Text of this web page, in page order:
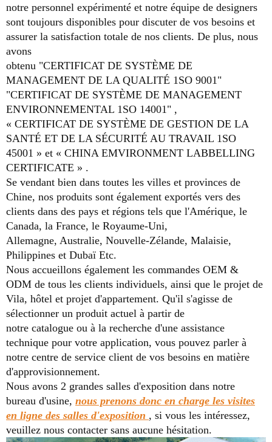
notre personnel expérimenté et notre équipe de designers
sont toujours disponibles pour discuter de vos besoins et
assurer la satisfaction totale de nos clients. De plus, nous
avons
obtenu "CERTIFICAT DE SYSTÈME DE
MANAGEMENT DE LA QUALITÉ 1SO 9001"
"CERTIFICAT DE SYSTÈME DE MANAGEMENT
ENVIRONNEMENTAL 1SO 14001" ,
« CERTIFICAT DE SYSTÈME DE GESTION DE LA
SANTÉ ET DE LA SÉCURITÉ AU TRAVAIL 1SO
45001 » et « CHINA EMVIRONMENT LABBELLING
CERTIFICATE » .
Se vendant bien dans toutes les villes et provinces de
Chine, nos produits sont également exportés vers des
clients dans des pays et régions tels que l'Amérique, le
Canada, la France, le Royaume-Uni,
Allemagne, Australie, Nouvelle-Zélande, Malaisie,
Philippines et Dubaï Etc.
Nous accueillons également les commandes OEM &
ODM de tous les clients individuels, ainsi que le projet de
Vila, hôtel et projet d'appartement. Qu'il s'agisse de
sélectionner un produit actuel à partir de
notre catalogue ou à la recherche d'une assistance
technique pour votre application, vous pouvez parler à
notre centre de service client de vos besoins en matière
d'approvisionnement.
Nous avons 2 grandes salles d'exposition dans notre
bureau d'usine, nous prenons donc en charge les visites
en ligne des salles d'exposition , si vous les intéressez,
veuillez nous contacter sans aucune hésitation.